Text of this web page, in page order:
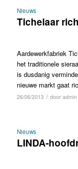
Nieuws
Tichelaar
Aardewerkfabriek
het traditionele
is dusdanig
nieuwe markt gaat
26/06/2013 / door admin
Nieuws
LINDA-